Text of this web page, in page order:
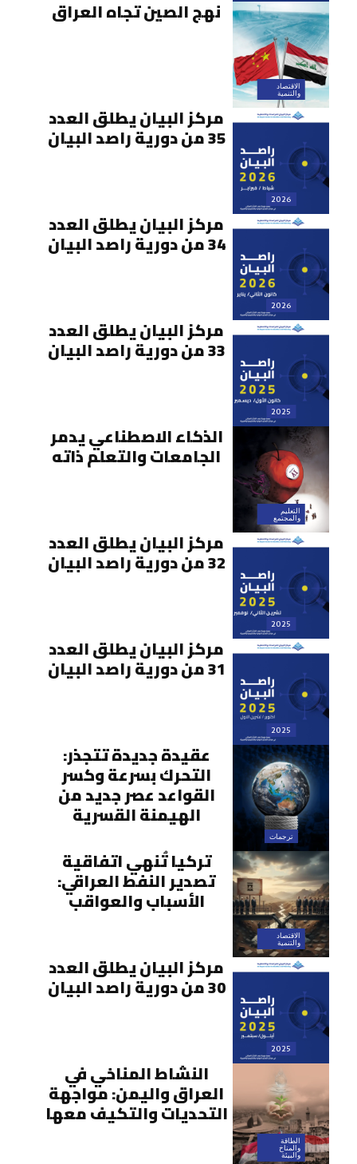
الاقتصاد
والتنمية
نهج الصين تجاه العراق
2026
مركز البيان يطلق العدد
35 من دورية راصد البيان
2026
مركز البيان يطلق العدد
34 من دورية راصد البيان
2025
مركز البيان يطلق العدد
33 من دورية راصد البيان
التعليم
والمجتمع
الذكاء الاصطناعي يدمر
الجامعات والتعلم ذاته
2025
مركز البيان يطلق العدد
32 من دورية راصد البيان
2025
مركز البيان يطلق العدد
31 من دورية راصد البيان
ترجمات
عقيدة جديدة تتجذر:
التحرك بسرعة وكسر
القواعد عصر جديد من
الهيمنة القسرية
الاقتصاد
والتنمية
تركيا تُنهي اتفاقية
تصدير النفط العراقي:
الأسباب والعواقب
2025
مركز البيان يطلق العدد
30 من دورية راصد البيان
الطاقة
والمناخ
والبيئة
النشاط المناخي في
العراق واليمن: مواجهة
التحديات والتكيف معها